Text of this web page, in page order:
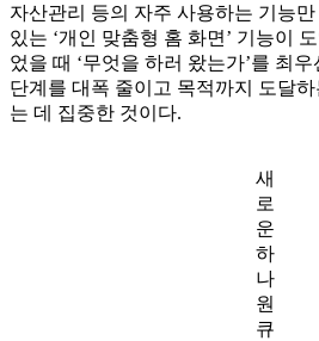
자산관리 등의 자주 사용하는 기능
있는 ‘개인 맞춤형 홈 화면’ 기능이
었을 때 ‘무엇을 하러 왔는가’를 최
단계를 대폭 줄이고 목적까지 도달하
는 데 집중한 것이다.
새
로
운
하
나
원
큐